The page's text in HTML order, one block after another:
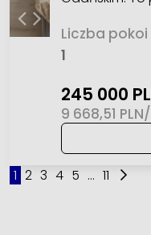
Liczba pokoi
1
245 000
9 668,51
1 2 3 4 5 ... 11